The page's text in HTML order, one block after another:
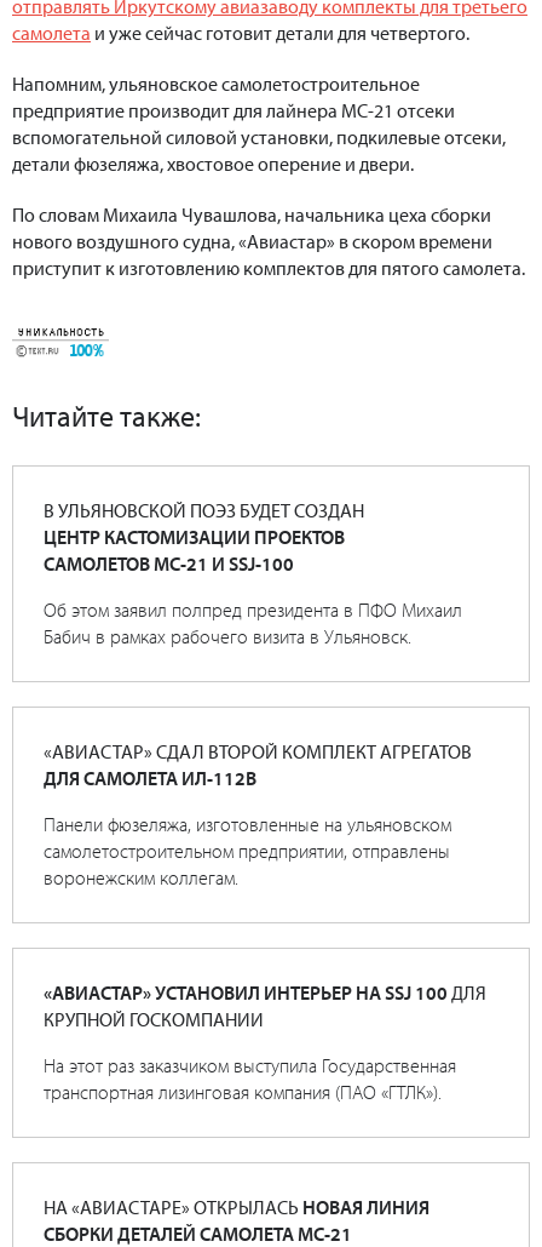
отправлять Иркутскому авиазаводу комплекты для третьего
самолета и уже сейчас готовит детали для четвертого.
Напомним, ульяновское самолетостроительное
предприятие производит для лайнера МС-21 отсеки
вспомогательной силовой установки, подкилевые отсеки,
детали фюзеляжа, хвостовое оперение и двери.
По словам Михаила Чувашлова, начальника цеха сборки
нового воздушного судна, «Авиастар» в скором времени
приступит к изготовлению комплектов для пятого самолета.
Читайте также:
В УЛЬЯНОВСКОЙ ПОЭЗ БУДЕТ СОЗДАН
ЦЕНТР КАСТОМИЗАЦИИ ПРОЕКТОВ
САМОЛЕТОВ МС-21 И SSJ-100
Об этом заявил полпред президента в ПФО Михаил
Бабич в рамках рабочего визита в Ульяновск.
«АВИАСТАР» СДАЛ ВТОРОЙ КОМПЛЕКТ АГРЕГАТОВ
ДЛЯ САМОЛЕТА ИЛ-112В
Панели фюзеляжа, изготовленные на ульяновском
самолетостроительном предприятии, отправлены
воронежским коллегам.
«АВИАСТАР» УСТАНОВИЛ ИНТЕРЬЕР НА SSJ 100 ДЛЯ
КРУПНОЙ ГОСКОМПАНИИ
На этот раз заказчиком выступила Государственная
транспортная лизинговая компания (ПАО «ГТЛК»).
НА «АВИАСТАРЕ» ОТКРЫЛАСЬ НОВАЯ ЛИНИЯ
СБОРКИ ДЕТАЛЕЙ САМОЛЕТА МС-21